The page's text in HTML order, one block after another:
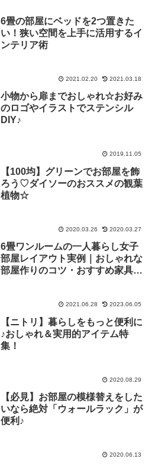
6畳の部屋にベッドを2つ置きた
い！狭い空間を上手に活用するイ
ンテリア術
2021.02.20 2021.03.18
小物から扉までおしゃれ☆お好み
のロゴやイラストでステンシル
DIY♪
2019.11.05
【100均】グリーンでお部屋を飾
ろう♡ダイソーのおススメの観葉
植物☆
2020.03.26 2020.03.27
6畳ワンルームの一人暮らし女子
部屋レイアウト実例｜おしゃれな
部屋作りのコツ・おすすめ家具や
2021.06.28 2023.06.05
【ニトリ】暮らしをもっと便利に
♪おしゃれ＆実用的アイテム特
集！
2020.08.29
【必見】お部屋の模様替えをした
いなら絶対「ウォールラック」が
便利♪
2020.06.13